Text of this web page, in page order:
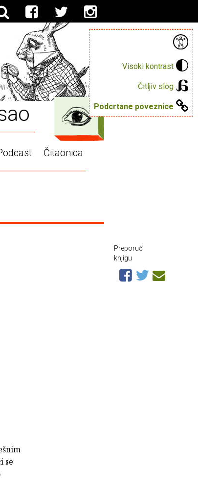
Visoki kontrast
Čitljiv slog
Podcrtane poveznice
Čitaonica
se
Preporuči
knjigu